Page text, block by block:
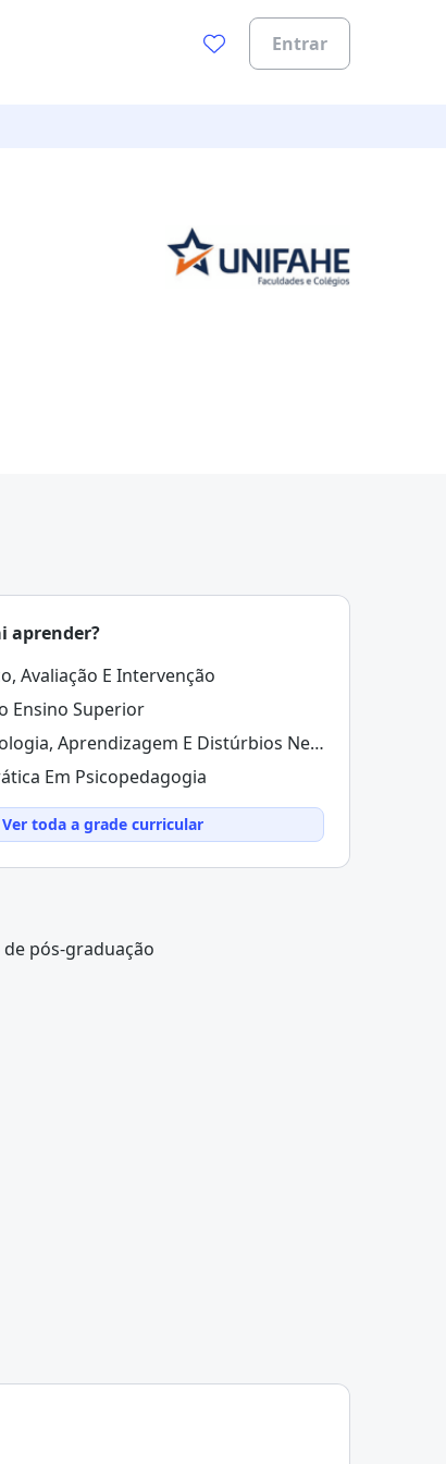
Entrar
aprender?
Avaliação E Intervenção
Ensino Superior
Neuropsicologia, Aprendizagem E Distúrbios Neuropsicológicos
Em Psicopedagogia
Ver toda a grade curricular
pós-graduação